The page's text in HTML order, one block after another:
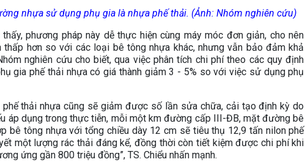
nhựa sử dụng phụ gia là nhựa phế thải.​ (Ảnh: Nhóm nghiên cứu)
phương pháp này dễ thực hiện cùng máy móc đơn giản, cho nên
thấp hơn so với các loại bê tông nhựa khác, nhưng vẫn bảo đảm khả
nghiên cứu cho biết, qua việc phân tích chi phí theo các quy định
gia phế thải nhựa có giá thành giảm 3 - 5% so với việc sử dụng phụ
thải nhựa cũng sẽ giảm được số lần sửa chữa, cải tạo định kỳ do
áp dụng trong thực tiễn, mỗi một km đường cấp III-ĐB, mặt đường bê
bê tông nhựa với tổng chiều dày 12 cm sẽ tiêu thụ 12,9 tấn nilon phế
một lượng rác thải đáng kể, đồng thời còn tiết kiệm được chi phí khi
ứng gần 800 triệu đồng”, TS. Chiểu nhấn mạnh.